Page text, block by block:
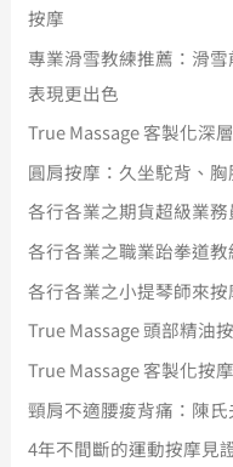
按摩
專業滑雪教練推薦：滑
表現更出色
True Massage 客製化深
圓肩按摩：久坐駝背、
各行各業之期貨超級業
各行各業之職業跆拳道
各行各業之小提琴師來按
True Massage 頭部精油
True Massage 客製化按
頸肩不適腰痠背痛：陳
4年不間斷的運動按摩見